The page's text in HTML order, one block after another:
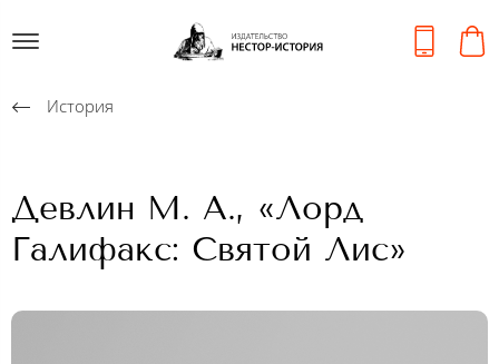
История
Девлин М. А., «Лорд
Галифакс: Святой Лис»